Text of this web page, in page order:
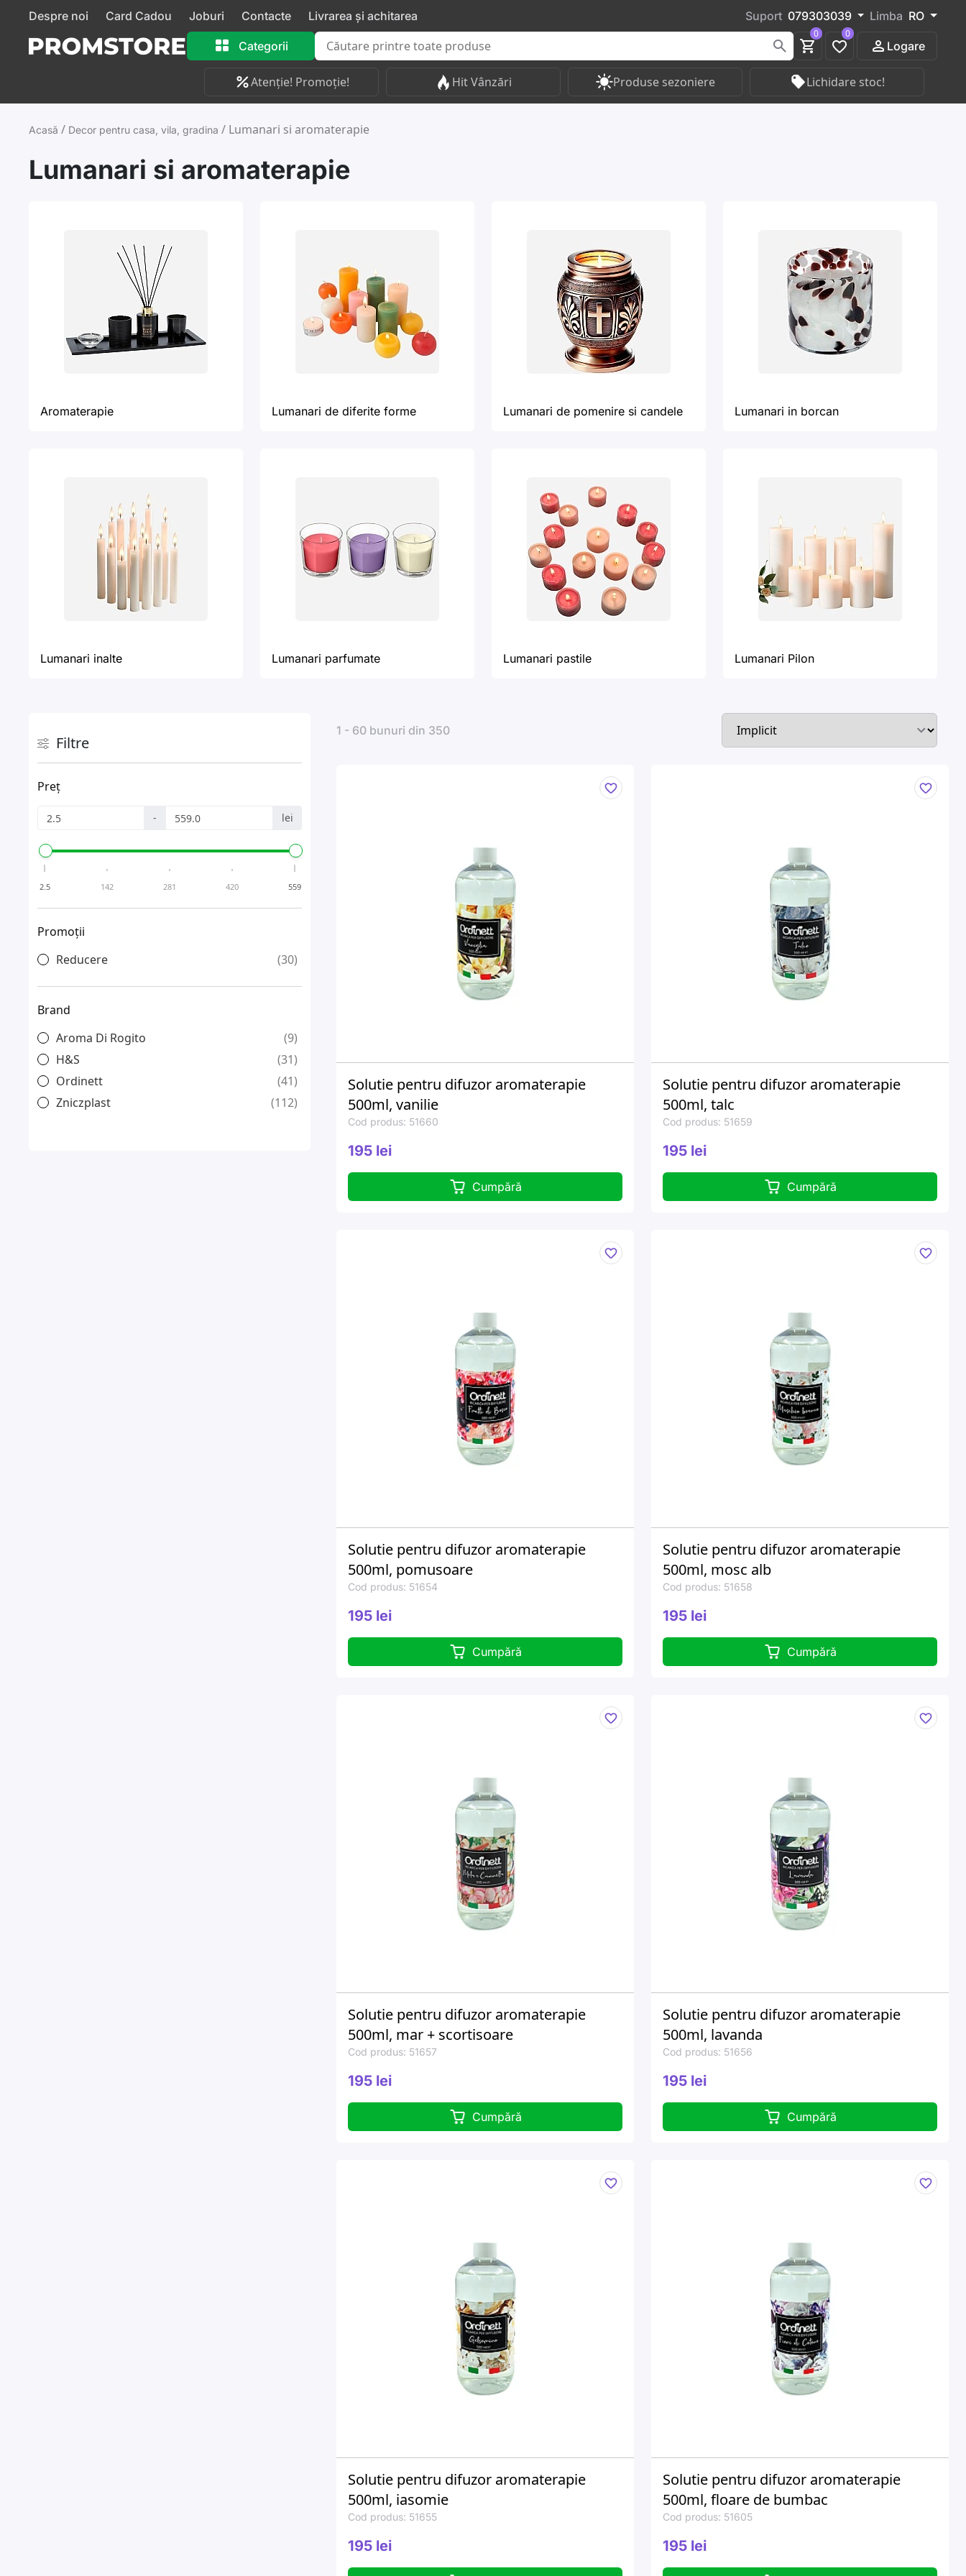
Despre noi Card Cadou Joburi Contacte Livrarea și achitarea Suport 079303039 Limba RO
Categorii
0 0
Logare
Atenție! Promoție! Hit Vânzări Produse sezoniere Lichidare stoc!
Acasă / Decor pentru casa, vila, gradina / Lumanari si aromaterapie
Lumanari si aromaterapie
Aromaterapie Lumanari de diferite forme Lumanari de pomenire si candele Lumanari in borcan
Lumanari inalte Lumanari parfumate Lumanari pastile Lumanari Pilon
Filtre
Preț
- lei
2.5 142 281 420 559
Promoții
Reducere
30
Brand
Aroma Di Rogito
9
H&S
31
Ordinett
41
Zniczplast
112
1 - 60 bunuri din 350
Solutie pentru difuzor aromaterapie
500ml, vanilie
Cod produs: 51660
195 lei
Cumpără
Solutie pentru difuzor aromaterapie
500ml, talc
Cod produs: 51659
195 lei
Cumpără
Solutie pentru difuzor aromaterapie
500ml, pomusoare
Cod produs: 51654
195 lei
Cumpără
Solutie pentru difuzor aromaterapie
500ml, mosc alb
Cod produs: 51658
195 lei
Cumpără
Solutie pentru difuzor aromaterapie
500ml, mar + scortisoare
Cod produs: 51657
195 lei
Cumpără
Solutie pentru difuzor aromaterapie
500ml, lavanda
Cod produs: 51656
195 lei
Cumpără
Solutie pentru difuzor aromaterapie
500ml, iasomie
Cod produs: 51655
195 lei
Solutie pentru difuzor aromaterapie
500ml, floare de bumbac
Cod produs: 51605
195 lei